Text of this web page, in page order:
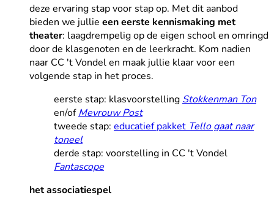
deze ervaring stap voor stap op. Met dit aanbod
bieden we jullie een eerste kennismaking met
theater: laagdrempelig op de eigen school en omringd
door de klasgenoten en de leerkracht. Kom nadien
naar CC 't Vondel en maak jullie klaar voor een
volgende stap in het proces.
eerste stap: klasvoorstelling Stokkenman Ton
en/ofMevrouw Post
tweede stap: educatief pakket Tello gaat naar
toneel
derde stap: voorstelling in CC 't Vondel
Fantascope
het associatiespel